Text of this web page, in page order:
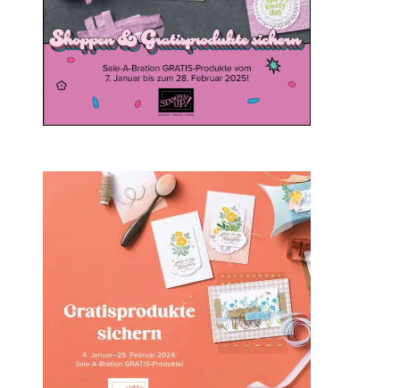
Sale-a-bration 2024 bei
Stampin‘ Up!
1. Februar 2024